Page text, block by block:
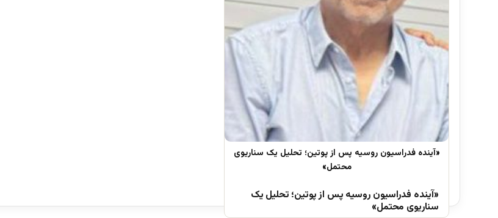
«آینده فدراسیون روسیه پس از پوتین؛ تحلیل یک
سناریوی محتمل»